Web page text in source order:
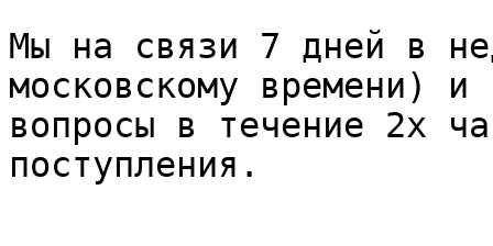
Мы на связи 7 дней в
московскому времени) и
вопросы в течение 2х